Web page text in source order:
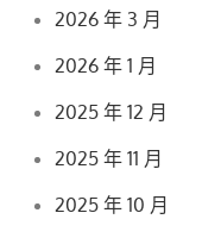
2026 年 3 月
2026 年 1 月
2025 年 12 月
2025 年 11 月
2025 年 10 月